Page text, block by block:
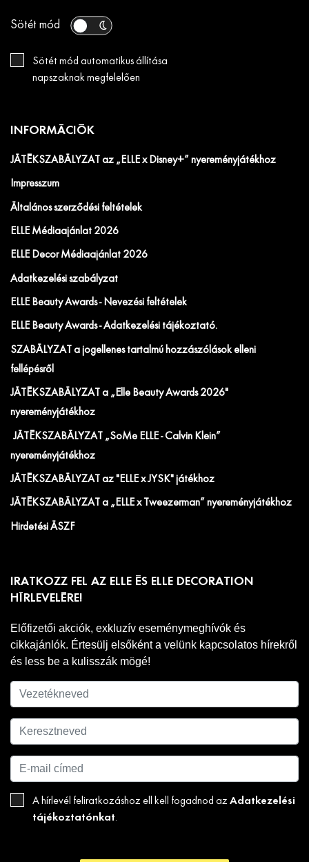
Sötét mód
Sötét mód automatikus állítása
napszaknak megfelelően
INFORMÁCIÓK
JÁTÉKSZABÁLYZAT az „ELLE x Disney+” nyereményjátékhoz
Impresszum
Általános szerződési feltételek
ELLE Médiaajánlat 2026
ELLE Decor Médiaajánlat 2026
Adatkezelési szabályzat
ELLE Beauty Awards - Nevezési feltételek
ELLE Beauty Awards - Adatkezelési tájékoztató.
SZABÁLYZAT a jogellenes tartalmú hozzászólások elleni
fellépésről
JÁTÉKSZABÁLYZAT a „Elle Beauty Awards 2026"
nyereményjátékhoz
JÁTÉKSZABÁLYZAT „SoMe ELLE - Calvin Klein”
nyereményjátékhoz
JÁTÉKSZABÁLYZAT az "ELLE x JYSK" játékhoz
JÁTÉKSZABÁLYZAT a „ELLE x Tweezerman” nyereményjátékhoz
Hirdetési ÁSZF
IRATKOZZ FEL AZ ELLE ÉS ELLE DECORATION
HÍRLEVELÉRE!
Előfizetői akciók, exkluzív eseménymeghívók és
cikkajánlók. Értesülj elsőként a velünk kapcsolatos hírekről
és less be a kulisszák mögé!
A hírlevél feliratkozáshoz ell kell fogadnod az Adatkezelési
tájékoztatónkat.